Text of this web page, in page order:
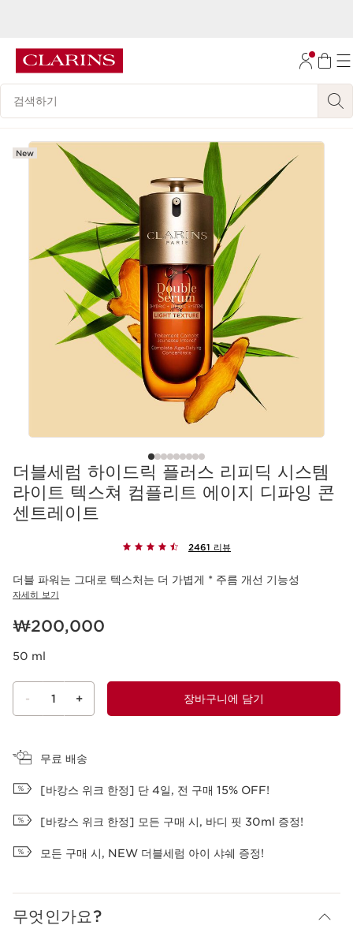
하단으로 이동
범례 검색하기
New
더블세럼 하이드릭 플러스 리피딕 시스템
라이트 텍스쳐 컴플리트 에이지 디파잉 콘
센트레이트
2461 리뷰
더블 파워는 그대로 텍스처는 더 가볍게 * 주름 개선 기능성
자세히 보기
현재 가격 ₩200,000
₩200,000
50 ml
- 1 + 장바구니에 담기
무료 배송
[바캉스 위크 한정] 단 4일, 전 구매 15% OFF!
[바캉스 위크 한정] 모든 구매 시, 바디 핏 30ml 증정!
모든 구매 시, NEW 더블세럼 아이 샤쉐 증정!
무엇인가요?